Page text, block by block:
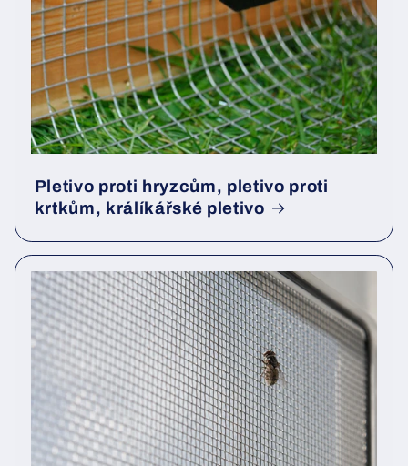
Pletivo proti hryzcům, pletivo proti
krtkům, králíkářské pletivo